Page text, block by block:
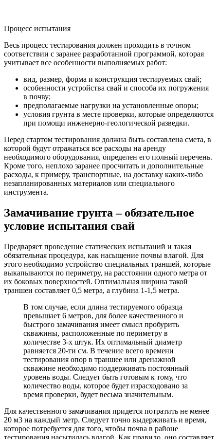
Процесс испытания
Весь процесс тестирования должен проходить в точном
соответствии с заранее разработанной программой, которая
учитывает все особенности выполняемых работ:
вид, размер, форма и конструкция тестируемых свай;
особенности устройства свай и способа их погружения
в почву;
предполагаемые нагрузки на установленные опоры;
условия грунта в месте проверки, которые определяются
при помощи инженерно-геологической разведки.
Перед стартом тестирования должна быть составлена смета, в
которой будут отражаться все расходы на аренду
необходимого оборудования, определен его полный перечень.
Кроме того, неплохо заранее просчитать и дополнительные
расходы, к примеру, транспортные, на доставку каких-либо
незапланированных материалов или специального
инструмента.
Замачивание грунта – обязательное
условие испытания свай
Предваряет проведение статических испытаний и такая
обязательная процедура, как насыщение почвы влагой. Для
этого необходимо устройство специальных траншей, которые
выкапываются по периметру, на расстоянии одного метра от
их боковых поверхностей. Оптимальная ширина такой
траншеи составляет 0,5 метра, а глубина 1-1,5 метра.
В том случае, если длина тестируемого образца
превышает 6 метров, для более качественного и
быстрого замачивания имеет смысл пробурить
скважины, расположенные по периметру в
количестве 3-х штук. Их оптимальный диаметр
равняется 20-ти см. В течение всего времени
тестирования опор в траншее или дренажной
скважине необходимо поддерживать постоянный
уровень воды. Следует быть готовым к тому, что
количество воды, которое будет израсходовано за
время проверки, будет весьма значительным.
Для качественного замачивания придется потратить не менее
20 м3 на каждый метр. Следует точно выдерживать и время,
которое потребуется для того, чтобы почва в районе
тестирования насытилась влагой. Как правило, оно составляет